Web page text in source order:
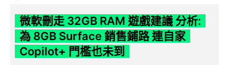
微軟刪走 32GB RAM 遊戲建議 分析:
為 8GB Surface 銷售鋪路 連自家
Copilot+ 門檻也未到